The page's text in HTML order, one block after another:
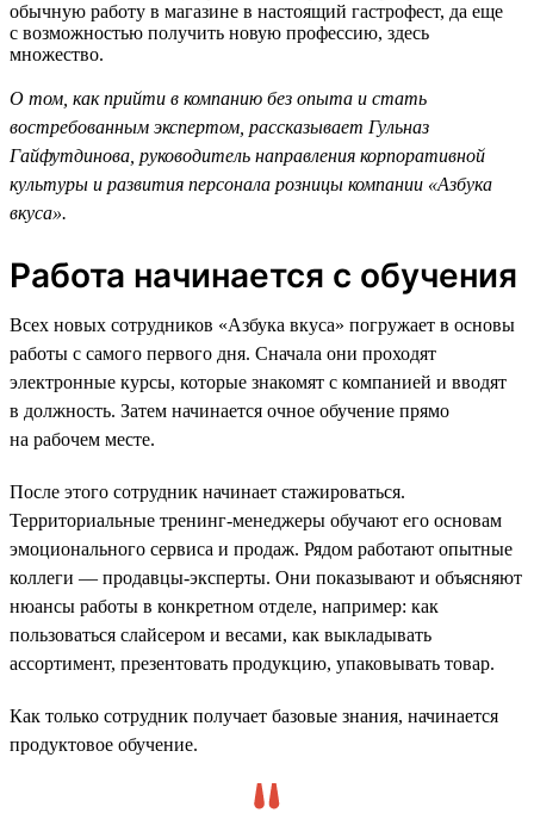
обычную работу в магазине в настоящий гастрофест, да еще
с возможностью получить новую профессию, здесь
множество.
О том, как прийти в компанию без опыта и стать
востребованным экспертом, рассказывает Гульназ
Гайфутдинова, руководитель направления корпоративной
культуры и развития персонала розницы компании «Азбука
вкуса».
Работа начинается с обучения
Всех новых сотрудников «Азбука вкуса» погружает в основы
работы с самого первого дня. Сначала они проходят
электронные курсы, которые знакомят с компанией и вводят
в должность. Затем начинается очное обучение прямо
на рабочем месте.
После этого сотрудник начинает стажироваться.
Территориальные тренинг-менеджеры обучают его основам
эмоционального сервиса и продаж. Рядом работают опытные
коллеги — продавцы-эксперты. Они показывают и объясняют
нюансы работы в конкретном отделе, например: как
пользоваться слайсером и весами, как выкладывать
ассортимент, презентовать продукцию, упаковывать товар.
Как только сотрудник получает базовые знания, начинается
продуктовое обучение.